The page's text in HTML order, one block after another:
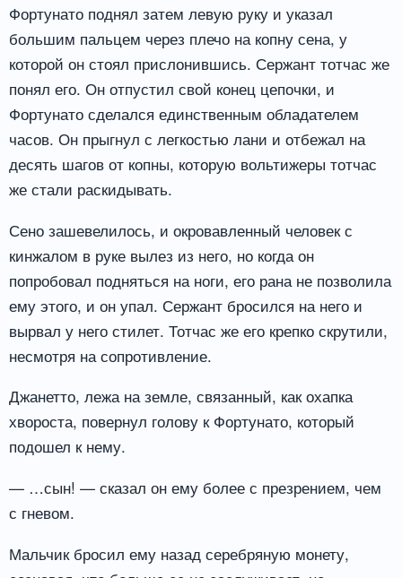
Фортунато поднял затем левую руку и указал
большим пальцем через плечо на копну сена, у
которой он стоял прислонившись. Сержант тотчас же
понял его. Он отпустил свой конец цепочки, и
Фортунато сделался единственным обладателем
часов. Он прыгнул с легкостью лани и отбежал на
десять шагов от копны, которую вольтижеры тотчас
же стали раскидывать.
Сено зашевелилось, и окровавленный человек с
кинжалом в руке вылез из него, но когда он
попробовал подняться на ноги, его рана не позволила
ему этого, и он упал. Сержант бросился на него и
вырвал у него стилет. Тотчас же его крепко скрутили,
несмотря на сопротивление.
Джанетто, лежа на земле, связанный, как охапка
хвороста, повернул голову к Фортунато, который
подошел к нему.
— …сын! — сказал он ему более с презрением, чем
с гневом.
Мальчик бросил ему назад серебряную монету,